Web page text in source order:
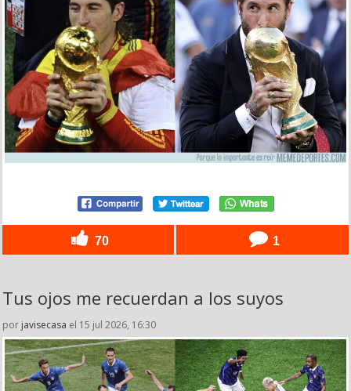
70 1
Tus ojos me recuerdan a los suyos
por javisecasa el 15 jul 2026, 16:30